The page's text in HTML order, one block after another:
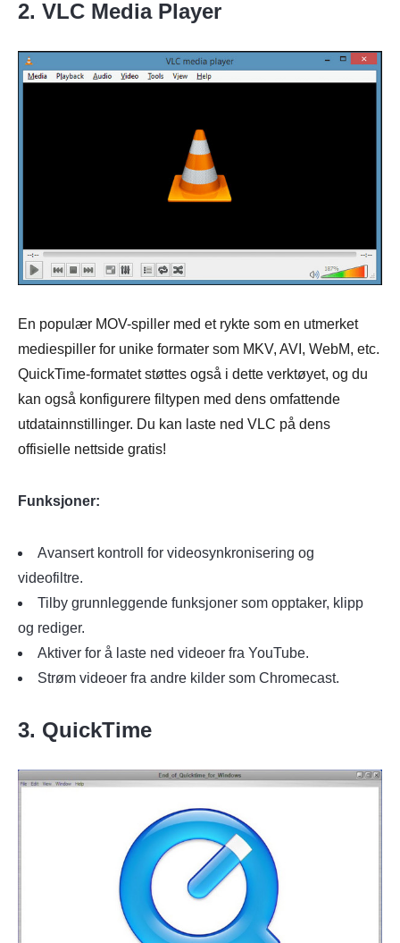
2. VLC Media Player
En populær MOV-spiller med et rykte som en utmerket
mediespiller for unike formater som MKV, AVI, WebM, etc.
QuickTime-formatet støttes også i dette verktøyet, og du
kan også konfigurere filtypen med dens omfattende
utdatainnstillinger. Du kan laste ned VLC på dens
offisielle nettside gratis!
Funksjoner:
Avansert kontroll for videosynkronisering og
videofiltre.
Tilby grunnleggende funksjoner som opptaker, klipp
og rediger.
Aktiver for å laste ned videoer fra YouTube.
Strøm videoer fra andre kilder som Chromecast.
3. QuickTime